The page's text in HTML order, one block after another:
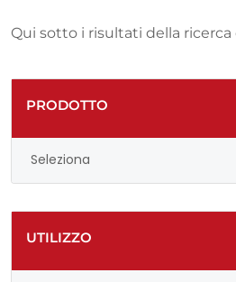
Qui sotto i risultati della
PRODOTTO
Seleziona
UTILIZZO